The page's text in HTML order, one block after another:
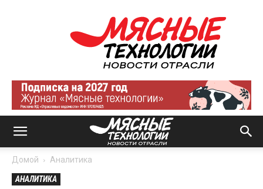
Мясные
технологии
|
Новости
отрасли
Домой Аналитика
АНАЛИТИКА